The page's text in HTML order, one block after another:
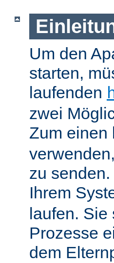
Um den
starten,
laufenden
zwei
Zum
zu
Ihrem
laufen. Sie
Prozesse
dem